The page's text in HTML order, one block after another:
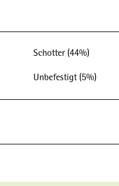
Schotter (44%)
Unbefestigt (5%)